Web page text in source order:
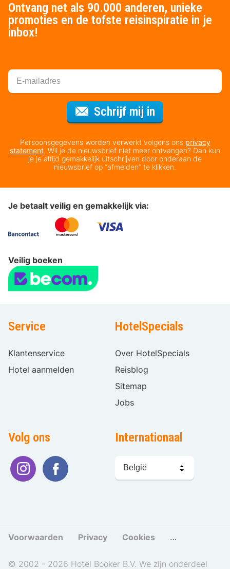
Ontvang net als 90.000 anderen, unieke
promoties en de tofste reisinspiratie in je
inbox!
Schrijf mij in
Persoonsgegevens worden verwerkt volgens ons privacy
statement. Wil je de nieuwsbrief niet meer ontvangen? Dan kun
je je altijd gemakkelijk uitschrijven door onderaan de
nieuwsbrief op “afmelden” te klikken.
Je betaalt veilig en gemakkelijk via:
Veilig boeken
Service
Klantenservice
Hotel aanmelden
HotelSpecials
Over HotelSpecials
Reisblog
Sitemap
Jobs
Volg ons Internationaal
kiezen
Voorwaarden Privacy Cookies Cookies
© 2002 - 2026 Hotel Booker B.V. We zijn onderdeel